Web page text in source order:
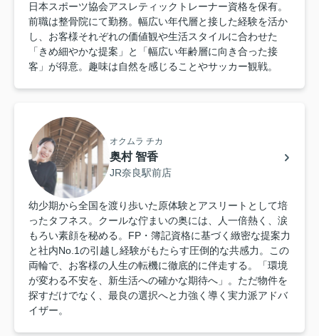
日本スポーツ協会アスレティックトレーナー資格を保有。
前職は整骨院にて勤務。幅広い年代層と接した経験を活か
し、お客様それぞれの価値観や生活スタイルに合わせた
「きめ細やかな提案」と「幅広い年齢層に向き合った接
客」が得意。趣味は自然を感じることやサッカー観戦。
オクムラ チカ
奥村 智香
JR奈良駅前店
幼少期から全国を渡り歩いた原体験とアスリートとして培
ったタフネス。クールな佇まいの奥には、人一倍熱く、涙
もろい素顔を秘める。FP・簿記資格に基づく緻密な提案力
と社内No.1の引越し経験がもたらす圧倒的な共感力。この
両輪で、お客様の人生の転機に徹底的に伴走する。「環境
が変わる不安を、新生活への確かな期待へ」。ただ物件を
探すだけでなく、最良の選択へと力強く導く実力派アドバ
イザー。